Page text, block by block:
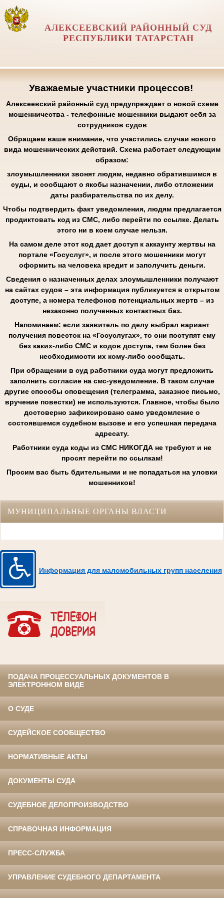
АЛЕКСЕЕВСКИЙ РАЙОННЫЙ СУД
РЕСПУБЛИКИ ТАТАРСТАН
Уважаемые участники процессов!
Алексеевский районный суд предупреждает о новой схеме
мошенничества - телефонные мошенники выдают себя за
сотрудников судов
Обращаем ваше внимание, что участились случаи нового
вида мошеннических действий. Схема работает следующим
образом:
злоумышленники звонят людям, недавно обратившимся в
суды, и сообщают о якобы назначении, либо отложении
даты разбирательства по их делу.
Чтобы подтвердить факт уведомления, людям предлагается
продиктовать код из СМС, либо перейти по ссылке. Делать
этого ни в коем случае нельзя.
На самом деле этот код дает доступ к аккаунту жертвы на
портале «Госуслуг», и после этого мошенники могут
оформить на человека кредит и заполучить деньги.
Сведения о назначенных делах злоумышленники получают
на сайтах судов – эта информация публикуется в открытом
доступе, а номера телефонов потенциальных жертв – из
незаконно полученных контактных баз.
Напоминаем: если заявитель по делу выбрал вариант
получения повесток на «Госуслугах», то они поступят ему
без каких-либо СМС и кодов доступа, тем более без
необходимости их кому-либо сообщать.
При обращении в суд работники суда могут предложить
заполнить согласие на смс-уведомление. В таком случае
другие способы оповещения (телеграмма, заказное письмо,
вручение повестки) не используются. Главное, чтобы было
достоверно зафиксировано само уведомление о
состоявшемся судебном вызове и его успешная передача
адресату.
Работники суда коды из СМС НИКОГДА не требуют и не
просят перейти по ссылкам!
Просим вас быть бдительными и не попадаться на уловки
мошенников!
МУНИЦИПАЛЬНЫЕ ОРГАНЫ ВЛАСТИ
Информация для маломобильных групп населения
ПОДАЧА ПРОЦЕССУАЛЬНЫХ ДОКУМЕНТОВ В
ЭЛЕКТРОННОМ ВИДЕ
О СУДЕ
СУДЕЙСКОЕ СООБЩЕСТВО
НОРМАТИВНЫЕ АКТЫ
ДОКУМЕНТЫ СУДА
СУДЕБНОЕ ДЕЛОПРОИЗВОДСТВО
СПРАВОЧНАЯ ИНФОРМАЦИЯ
ПРЕСС-СЛУЖБА
УПРАВЛЕНИЕ СУДЕБНОГО ДЕПАРТАМЕНТА